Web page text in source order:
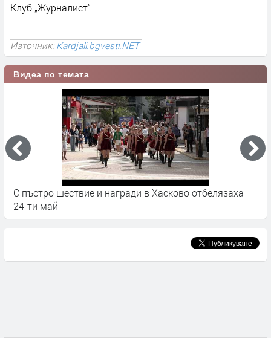
Клуб „Журналист“
Източник:Kardjali.bgvesti.NET
Видеа по темата
С пъстро шествие и награди в Хасково отбелязаха
24-ти май